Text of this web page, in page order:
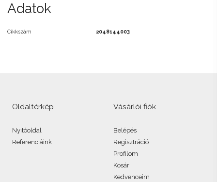
Adatok
Cikkszám 2048144003
Oldaltérkép
Nyitóoldal
Referenciáink
Vásárlói fiók
Belépés
Regisztráció
Profilom
Kosár
Kedvenceim